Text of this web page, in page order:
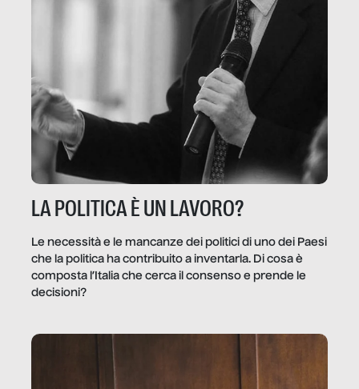
LA POLITICA È UN LAVORO?
Le necessità e le mancanze dei politici di uno dei Paesi
che la politica ha contribuito a inventarla. Di cosa è
composta l’Italia che cerca il consenso e prende le
decisioni?